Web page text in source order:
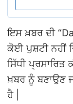
ਇਸ ਖ਼ਬਰ ਦੀ
ਕੋਈ ਪੁਸ਼ਟੀ ਨਹੀਂ
ਸਿੱਧੀ ਪ੍ਰਸਾਰਿਤ
ਖ਼ਬਰ ਨੂੰ ਬਣਾਉਣ
ਹੈ |